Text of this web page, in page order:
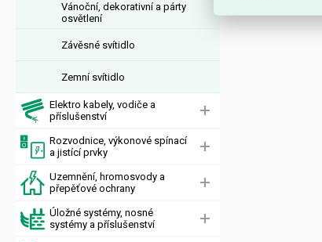
Vánoční, dekorativní a párty
osvětlení
Závěsné svítidlo
Zemní svítidlo
Elektro kabely, vodiče a
příslušenství
Rozvodnice, výkonové spínací
a jistící prvky
Uzemnění, hromosvody a
přepěťové ochrany
Úložné systémy, nosné
systémy a příslušenství